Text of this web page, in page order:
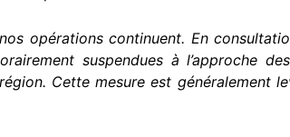
opérations continuent. En
suspendues à l’approche
Cette mesure est généralement